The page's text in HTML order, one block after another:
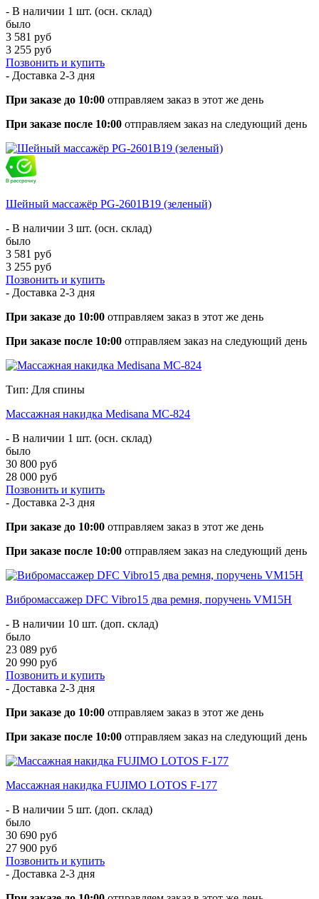
- В наличии 1 шт. (осн. склад)
было
3 581 руб
3 255 руб
Позвонить и купить
- Доставка 2-3 дня
При заказе до 10:00 отправляем заказ в этот же день
При заказе после 10:00 отправляем заказ на следующий день
Шейный массажёр PG-2601B19 (зеленый)
- В наличии 3 шт. (осн. склад)
было
3 581 руб
3 255 руб
Позвонить и купить
- Доставка 2-3 дня
При заказе до 10:00 отправляем заказ в этот же день
При заказе после 10:00 отправляем заказ на следующий день
Тип: Для спины
Массажная накидка Medisana MC-824
- В наличии 1 шт. (осн. склад)
было
30 800 руб
28 000 руб
Позвонить и купить
- Доставка 2-3 дня
При заказе до 10:00 отправляем заказ в этот же день
При заказе после 10:00 отправляем заказ на следующий день
Вибромассажер DFC Vibro15 два ремня, поручень VM15H
- В наличии 10 шт. (доп. склад)
было
23 089 руб
20 990 руб
Позвонить и купить
- Доставка 2-3 дня
При заказе до 10:00 отправляем заказ в этот же день
При заказе после 10:00 отправляем заказ на следующий день
Массажная накидка FUJIMO LOTOS F-177
- В наличии 5 шт. (доп. склад)
было
30 690 руб
27 900 руб
Позвонить и купить
- Доставка 2-3 дня